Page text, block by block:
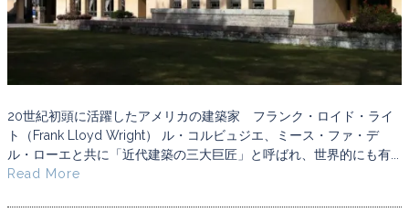
20世紀初頭に活躍したアメリカの建築家 フランク・ロイド・ライ
ト（Frank Lloyd Wright） ル・コルビュジエ、ミース・ファ・デ
ル・ローエと共に「近代建築の三大巨匠」と呼ばれ、世界的にも有...
Read More